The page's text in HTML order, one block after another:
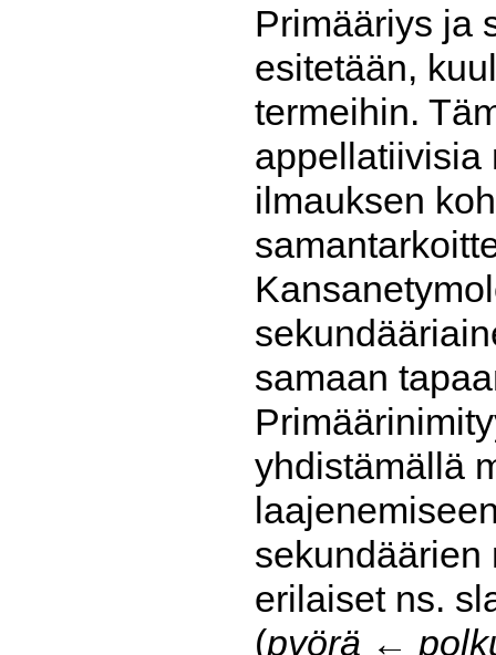
Primääriys ja
esitetään,
termeihin.
appellatiivisia
ilmauksen
samaan
yhdistämällä
sekundäärien
erilaiset ns.
(pyörä ←